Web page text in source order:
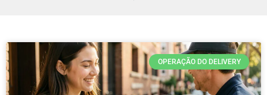
OPERAÇÃO DO DELIVERY